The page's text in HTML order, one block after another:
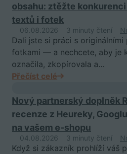
obsahu: ztěžte
textů i fotek
06.08.2026 3 minuty čtení
Dali jste si práci s
fotkami — a nechcete, aby je
označila, zkopírovala a…
Přečíst celé
Nový partnerský doplněk
recenze z Heureky,
na vašem e-shopu
04.08.2026 3 minuty čtení
Když si zákazník prohlíží váš